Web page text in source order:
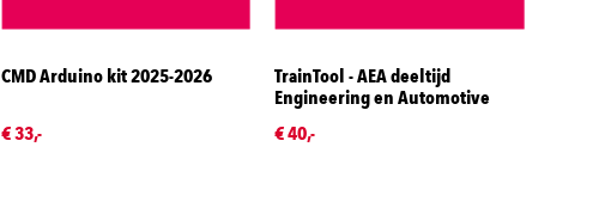
CMD Arduino kit 2025-2026
€ 33,-
TrainTool - AEA deeltijd
Engineering en Automotive
€ 40,-